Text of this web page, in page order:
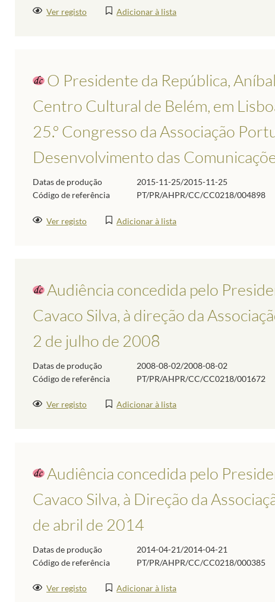
Ver registo Adicionar à lista
O Presidente da República,
Centro Cultural de Belém, em
25.º Congresso da Associação
Desenvolvimento das
Datas de produção
2015-11-25/2015-11-25
Código de referência
PT/PR/AHPR/CC/CC0218/004898
Ver registo Adicionar à lista
Audiência concedida pelo
Cavaco Silva, à direção da
2 de julho de 2008
Datas de produção
2008-08-02/2008-08-02
Código de referência
PT/PR/AHPR/CC/CC0218/001672
Ver registo Adicionar à lista
Audiência concedida pelo
Cavaco Silva, à Direção da
de abril de 2014
Datas de produção
2014-04-21/2014-04-21
Código de referência
PT/PR/AHPR/CC/CC0218/000385
Ver registo Adicionar à lista